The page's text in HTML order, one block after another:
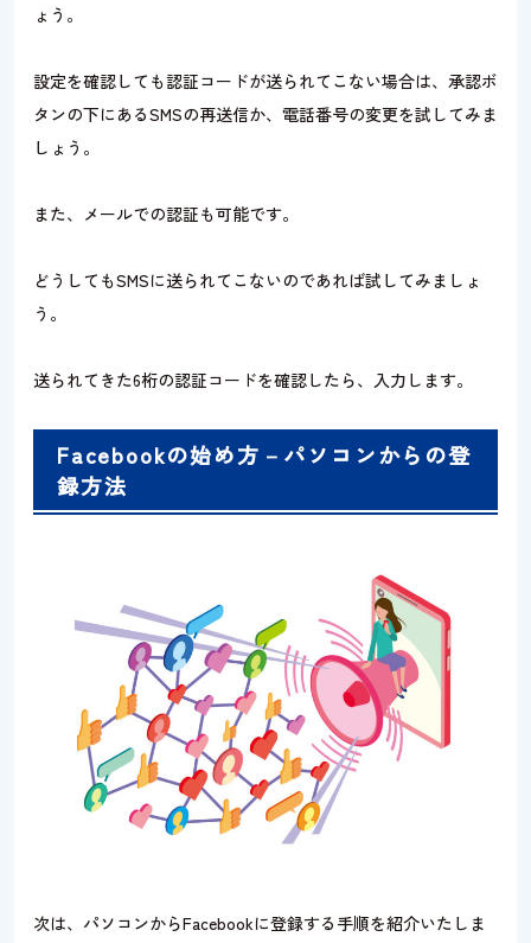
ょう。
設定を確認しても認証コードが送られてこない場合は、承認ボ
タンの下にあるSMSの再送信か、電話番号の変更を試してみま
しょう。
また、メールでの認証も可能です。
どうしてもSMSに送られてこないのであれば試してみましょ
う。
送られてきた6桁の認証コードを確認したら、入力します。
Facebookの始め方－パソコンからの登
録方法
次は、パソコンからFacebookに登録する手順を紹介いたしま